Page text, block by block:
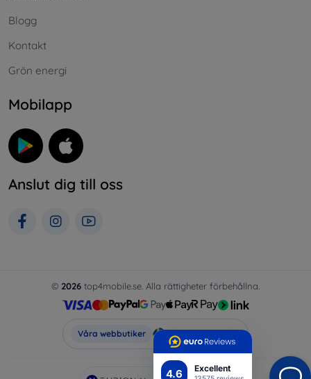
4.6 Excellent
Blogg
Kontakt
Grön energi
Mobilapp
Anslut dig till oss
© 2026 top4mobile.se. Alla rättigheter förbehållna.
Våra webbutiker Top4Mobile.se